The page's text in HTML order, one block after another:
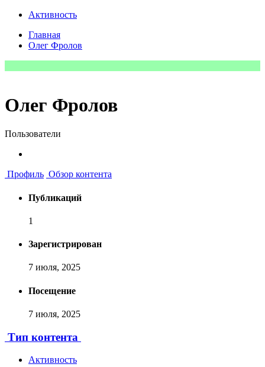
Активность
Главная
Олег Фролов
Олег Фролов
Пользователи
Профиль Обзор контента
Публикаций
1
Зарегистрирован
7 июля, 2025
Посещение
7 июля, 2025
Тип контента
Активность